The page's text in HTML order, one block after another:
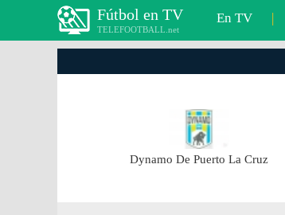
Fútbol en TV
TELEFOOTBALL.net
En TV |
Dynamo De Puerto La Cruz